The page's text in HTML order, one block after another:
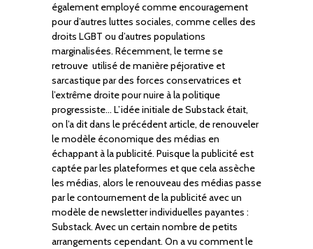
également employé comme encouragement
pour d’autres luttes sociales, comme celles des
droits LGBT ou d’autres populations
marginalisées. Récemment, le terme se
retrouve utilisé de manière péjorative et
sarcastique par des forces conservatrices et
l’extrême droite pour nuire à la politique
progressiste… L’idée initiale de Substack était,
on l’a dit dans le précédent article, de renouveler
le modèle économique des médias en
échappant à la publicité. Puisque la publicité est
captée par les plateformes et que cela assèche
les médias, alors le renouveau des médias passe
par le contournement de la publicité avec un
modèle de newsletter individuelles payantes :
Substack. Avec un certain nombre de petits
arrangements cependant. On a vu comment le